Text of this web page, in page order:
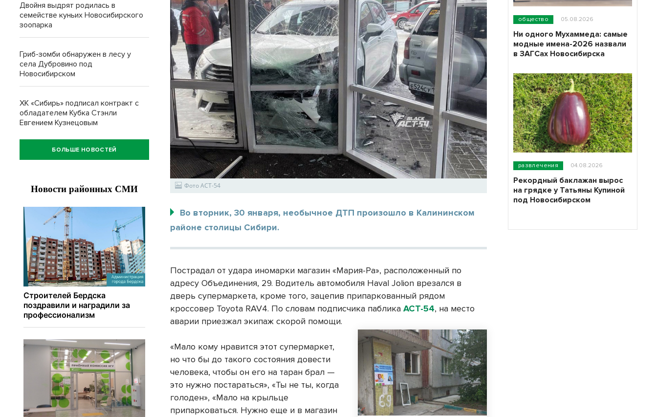
Фото АСТ-54
Во вторник, 30 января, необычное ДТП произошло в Калининском
районе столицы Сибири.
Пострадал от удара иномарки магазин «Мария-Ра», расположенный по
адресу Объединения, 29. Водитель автомобиля Haval Jolion врезался в
дверь супермаркета, кроме того, зацепив припаркованный рядом
кроссовер Toyota RAV4. По словам подписчика пабликаАСТ-54, на место
аварии приезжал экипаж скорой помощи.
«Мало кому нравится этот супермаркет,
но что бы до такого состояния довести
человека, чтобы он его на таран брал —
это нужно постараться», «Ты не ты, когда
голоден», «Мало на крыльце
припарковаться. Нужно еще и в магазин
Двойня выдрят родилась в
семействе куньих Новосибирского
зоопарка
Гриб-зомби обнаружен в лесу у
села Дубровино под
Новосибирском
ХК «Сибирь» подписал контракт с
обладателем Кубка Стэнли
Евгением Кузнецовым
БОЛЬШЕ НОВОСТЕЙ
общество 05.08.2026
Ни одного Мухаммеда: самые
модные имена-2026 назвали
в ЗАГСах Новосибирска
развлечения 04.08.2026
Рекордный баклажан вырос
на грядке у Татьяны Купиной
под Новосибирском